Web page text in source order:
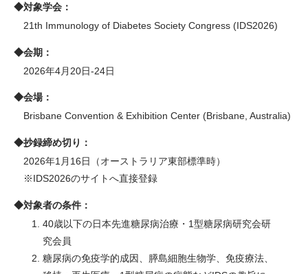
◆対象学会：
21th Immunology of Diabetes Society Congress (IDS2026)
◆会期：
2026年4月20日-24日
◆会場：
Brisbane Convention & Exhibition Center (Brisbane, Australia)
◆抄録締め切り：
2026年1月16日（オーストラリア東部標準時）
※IDS2026のサイトへ直接登録
◆対象者の条件：
40歳以下の日本先進糖尿病治療・1型糖尿病研究会研
究会員
糖尿病の免疫学的成因、膵島細胞生物学、免疫療法、